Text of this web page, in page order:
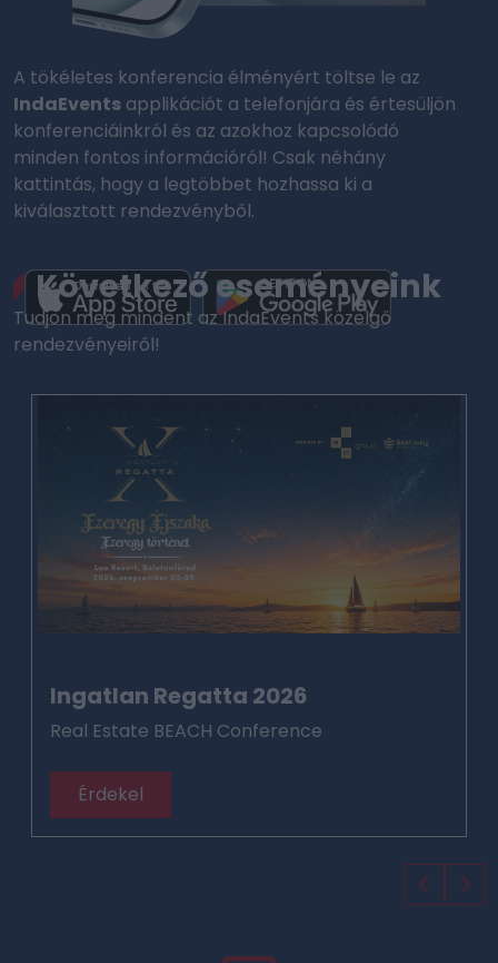
A tökéletes konferencia élményért töltse le az
IndaEvents applikációt a telefonjára és értesüljön
konferenciáinkról és az azokhoz kapcsolódó
minden fontos információról! Csak néhány
kattintás, hogy a legtöbbet hozhassa ki a
kiválasztott rendezvényből.
Következő eseményeink
Tudjon meg mindent az IndaEvents közelgő
rendezvényeiről!
Ingatlan Regatta 2026
Real Estate BEACH Conference
Érdekel